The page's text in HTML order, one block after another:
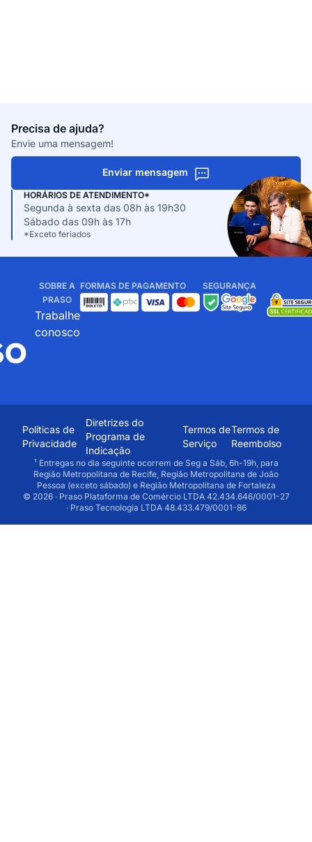
Precisa de ajuda?
Envie uma mensagem!
Enviar mensagem
HORÁRIOS DE ATENDIMENTO*
Segunda à sexta das 08h às 19h30
Sábado das 09h às 17h
*Exceto feriados
SOBRE A
PRASO
Trabalhe
conosco
FORMAS DE PAGAMENTO SEGURANÇA
Políticas de
Privacidade
Diretrizes do
Programa de
Indicação
Termos de
Serviço
Termos de
Reembolso
¹ Entregas no dia seguinte ocorrem de Seg a Sáb, 6h-19h, para
Região Metropolitana de Recife, Região Metropolitana de João
Pessoa (exceto sábado) e Região Metropolitana de Fortaleza
© 2026 · Praso Plataforma de Comércio LTDA 42.434.646/0001-27
· Praso Tecnologia LTDA 48.433.479/0001-86